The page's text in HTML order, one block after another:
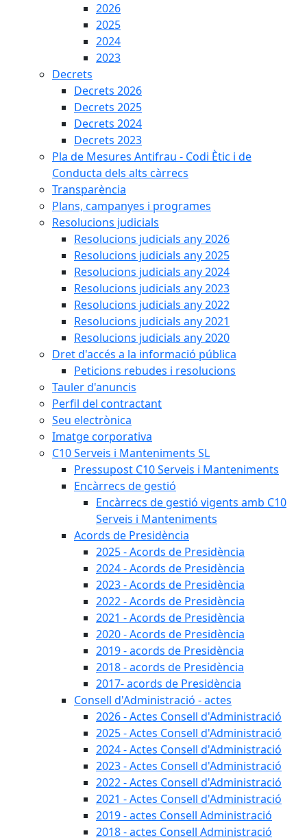
2026
2025
2024
2023
Decrets
Decrets 2026
Decrets 2025
Decrets 2024
Decrets 2023
Pla de Mesures Antifrau - Codi Ètic i de
Conducta dels alts càrrecs
Transparència
Plans, campanyes i programes
Resolucions judicials
Resolucions judicials any 2026
Resolucions judicials any 2025
Resolucions judicials any 2024
Resolucions judicials any 2023
Resolucions judicials any 2022
Resolucions judicials any 2021
Resolucions judicials any 2020
Dret d'accés a la informació pública
Peticions rebudes i resolucions
Tauler d'anuncis
Perfil del contractant
Seu electrònica
Imatge corporativa
C10 Serveis i Manteniments SL
Pressupost C10 Serveis i Manteniments
Encàrrecs de gestió
Encàrrecs de gestió vigents amb C10
Serveis i Manteniments
Acords de Presidència
2025 - Acords de Presidència
2024 - Acords de Presidència
2023 - Acords de Presidència
2022 - Acords de Presidència
2021 - Acords de Presidència
2020 - Acords de Presidència
2019 - acords de Presidència
2018 - acords de Presidència
2017- acords de Presidència
Consell d'Administració - actes
2026 - Actes Consell d'Administració
2025 - Actes Consell d'Administració
2024 - Actes Consell d'Administració
2023 - Actes Consell d'Administració
2022 - Actes Consell d'Administració
2021 - Actes Consell d'Administració
2019 - actes Consell Administració
2018 - actes Consell Administració